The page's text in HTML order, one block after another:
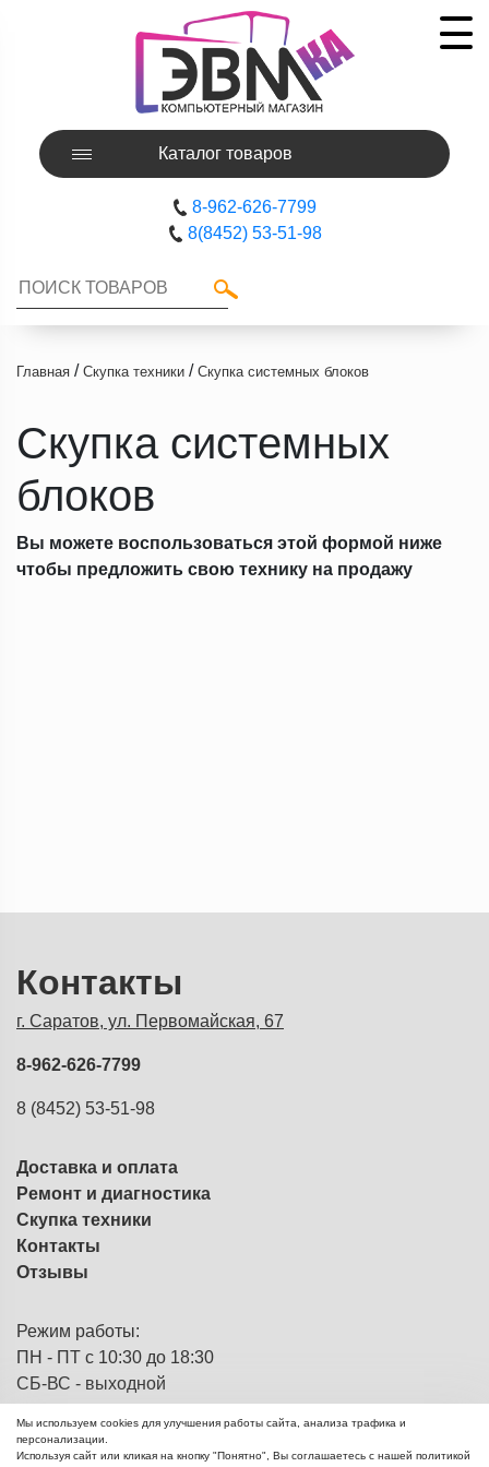
Каталог товаров
8-962-626-7799
8(8452) 53-51-98
Главная / Скупка техники / Скупка системных блоков
Скупка системных
блоков
Вы можете воспользоваться этой формой ниже
чтобы предложить свою технику на продажу
Контакты
г. Саратов, ул. Первомайская, 67
8-962-626-7799
8 (8452) 53-51-98
Доставка и оплата
Ремонт и диагностика
Скупка техники
Контакты
Отзывы
Режим работы:
ПН - ПТ с 10:30 до 18:30
СБ-ВС - выходной
© 2013 - 2026ЭВМка - компьютерный
Мы используем cookies для улучшения работы сайта, анализа трафика и
персонализации.
Используя сайт или кликая на кнопку "Понятно", Вы соглашаетесь с нашей политикой